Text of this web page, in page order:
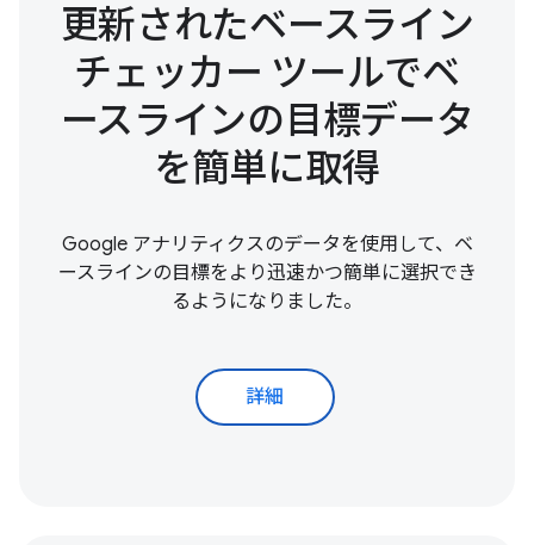
更新されたベースライン
チェッカー ツールでベ
ースラインの目標データ
を簡単に取得
Google アナリティクスのデータを使用して、ベ
ースラインの目標をより迅速かつ簡単に選択でき
るようになりました。
詳細